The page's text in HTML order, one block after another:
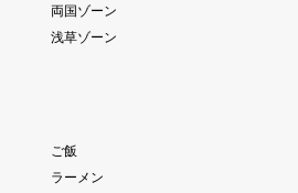
両国ゾーン
浅草ゾーン
ご飯
ラーメン